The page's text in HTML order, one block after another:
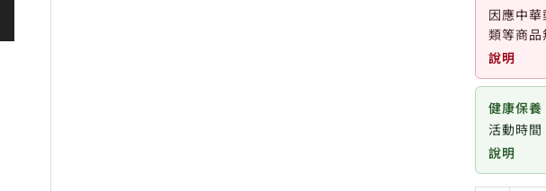
因應中
類等商品
說明
健康保養
活動時
說明